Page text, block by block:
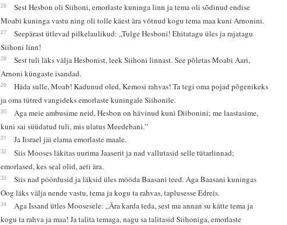
26
Sest Hesbon oli Siihoni, emorlaste kuninga linn ja tema oli sõdinud endise
Moabi kuninga vastu ning oli tolle käest ära võtnud kogu tema maa kuni Arnonini.
27
Seepärast ütlevad pilkelaulikud: „Tulge Hesboni! Ehitatagu üles ja rajatagu
Siihoni linn!
28
Sest tuli läks välja Hesbonist, leek Siihoni linnast. See põletas Moabi Aari,
Arnoni küngaste isandad.
29
Häda sulle, Moab! Kadunud oled, Kemosi rahvas! Ta tegi oma pojad põgenikeks
ja oma tütred vangideks emorlaste kuningale Siihonile.
30
Aga meie ambusime neid, Hesbon on hävinud kuni Diibonini; me laastasime,
kuni sai süüdatud tuli, mis ulatus Meedebani.”
31 Ja Iisrael jäi elama emorlaste maale.
32
Siis Mooses läkitas uurima Jaaserit ja nad vallutasid selle tütarlinnad;
emorlased, kes seal olid, aeti ära.
33
Siis nad pöördusid ja läksid üles mööda Baasani teed. Aga Baasani kuningas
Oog läks välja nende vastu, tema ja kogu ta rahvas, taplusesse Edreis.
34
Aga Issand ütles Moosesele: „Ära karda teda, sest ma annan su kätte tema ja
kogu ta rahva ja maa! Ja talita temaga, nagu sa talitasid Siihoniga, emorlaste